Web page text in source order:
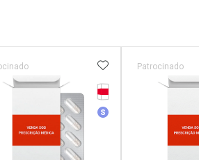
AOS FAVORITOS
Tarja Vermelha
Medicamento Similar
ADICIONAR AOS
Patrocinado